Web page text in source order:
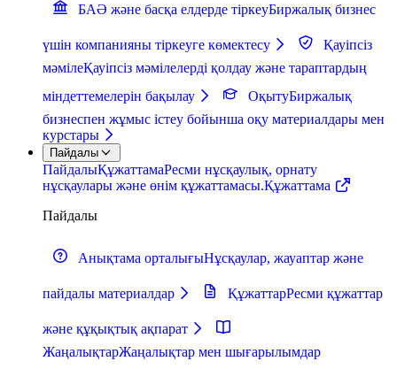
БАӘ және басқа елдерде тіркеуБиржалық бизнес
үшін компанияны тіркеуге көмектесу
Қауіпсіз
мәмілеҚауіпсіз мәмілелерді қолдау және тараптардың
міндеттемелерін бақылау
ОқытуБиржалық
бизнеспен жұмыс істеу бойынша оқу материалдары мен
курстары
Пайдалы
ПайдалыҚұжаттамаРесми нұсқаулық, орнату
нұсқаулары және өнім құжаттамасы.Құжаттама
Пайдалы
Анықтама орталығыНұсқаулар, жауаптар және
пайдалы материалдар ҚұжаттарРесми құжаттар
және құқықтық ақпарат
ЖаңалықтарЖаңалықтар мен шығарылымдар